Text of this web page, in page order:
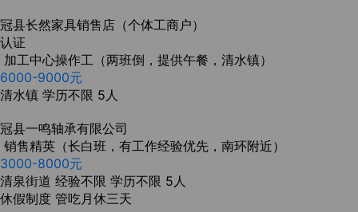
冠县长然家具销售店（个体工商户）
认证
加工中心操作工（两班倒，提供午餐，清水镇）
6000-9000元
清水镇 学历不限 5人
冠县一鸣轴承有限公司
销售精英（长白班，有工作经验优先，南环附近）
3000-8000元
清泉街道 经验不限 学历不限 5人
休假制度 管吃月休三天